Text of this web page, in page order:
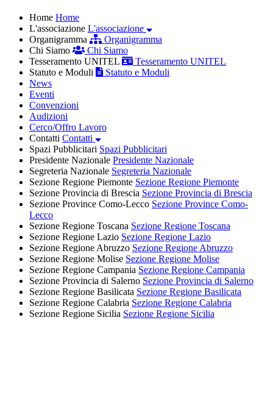
Home Home
L'associazione L'associazione
Organigramma
Organigramma
Chi Siamo
Chi Siamo
Tesseramento UNITEL
Tesseramento UNITEL
Statuto e Moduli
Statuto e Moduli
News
Eventi
Convenzioni
Audizioni
Cerco/Offro Lavoro
Contatti Contatti
Spazi Pubblicitari Spazi Pubblicitari
Presidente Nazionale Presidente Nazionale
Segreteria Nazionale Segreteria Nazionale
Sezione Regione Piemonte Sezione Regione Piemonte
Sezione Provincia di Brescia Sezione Provincia di Brescia
Sezione Province Como-Lecco Sezione Province Como-
Lecco
Sezione Regione Toscana Sezione Regione Toscana
Sezione Regione Lazio Sezione Regione Lazio
Sezione Regione Abruzzo Sezione Regione Abruzzo
Sezione Regione Molise Sezione Regione Molise
Sezione Regione Campania Sezione Regione Campania
Sezione Provincia di Salerno Sezione Provincia di Salerno
Sezione Regione Basilicata Sezione Regione Basilicata
Sezione Regione Calabria Sezione Regione Calabria
Sezione Regione Sicilia Sezione Regione Sicilia